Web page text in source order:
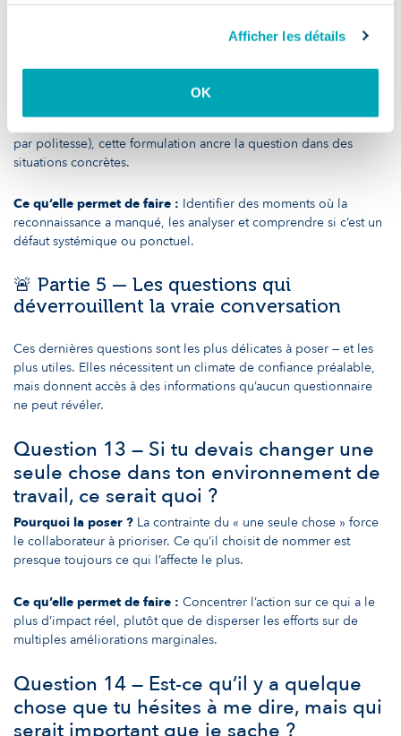
Afficher les détails
OK
Question 12 — Y a-t-il des situations où tu
pas reconnu à sa juste valeur ?
par politesse), cette formulation ancre la question dans des
situations concrètes.
Ce qu’elle permet de faire : Identifier des moments où la
reconnaissance a manqué, les analyser et comprendre si c’est un
défaut systémique ou ponctuel.
🚨 Partie 5 — Les questions qui
déverrouillent la vraie conversation
Ces dernières questions sont les plus délicates à poser — et les
plus utiles. Elles nécessitent un climate de confiance préalable,
mais donnent accès à des informations qu’aucun questionnaire
ne peut révéler.
Question 13 — Si tu devais changer une
seule chose dans ton environnement de
travail, ce serait quoi ?
Pourquoi la poser ? La contrainte du « une seule chose » force
le collaborateur à prioriser. Ce qu’il choisit de nommer est
presque toujours ce qui l’affecte le plus.
Ce qu’elle permet de faire : Concentrer l’action sur ce qui a le
plus d’impact réel, plutôt que de disperser les efforts sur de
multiples améliorations marginales.
Question 14 — Est-ce qu’il y a quelque
chose que tu hésites à me dire, mais qui
serait important que je sache ?